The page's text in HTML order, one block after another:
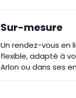
Sur-mesure
Un rendez-vous en
flexible, adapté à
Arlon ou dans ses